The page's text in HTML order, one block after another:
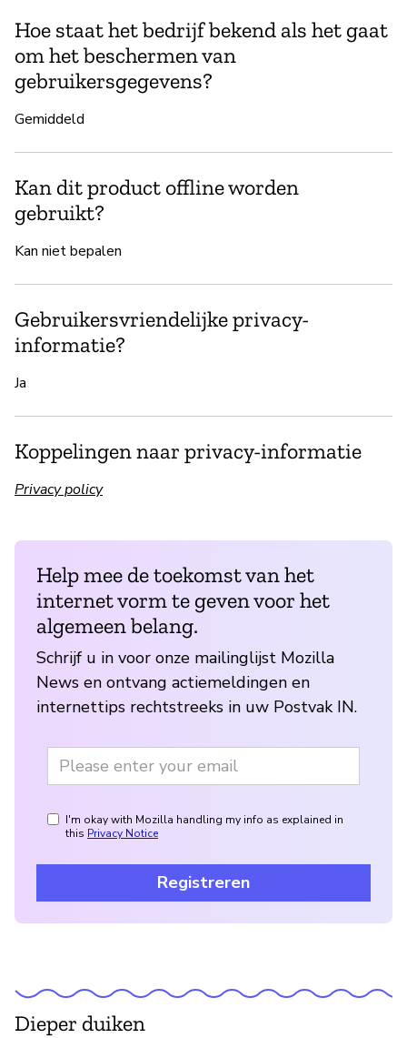
Hoe staat het bedrijf bekend als het gaat
om het beschermen van
gebruikersgegevens?
Gemiddeld
Kan dit product offline worden
gebruikt?
Kan niet bepalen
Gebruikersvriendelijke privacy-
informatie?
Ja
Koppelingen naar privacy-informatie
Privacy policy
Help mee de toekomst van het
internet vorm te geven voor het
algemeen belang.
Schrijf u in voor onze mailinglijst Mozilla
News en ontvang actiemeldingen en
internettips rechtstreeks in uw Postvak IN.
I'm okay with Mozilla handling my info as explained in
this Privacy Notice
Registreren
Dieper duiken